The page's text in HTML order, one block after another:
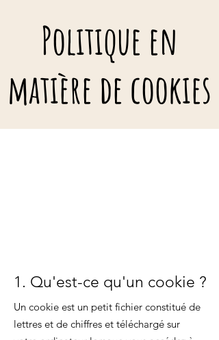
Politique en
matière de cookies
1. Qu'est-ce qu'un cookie ?
Un cookie est un petit fichier constitué de
lettres et de chiffres et téléchargé sur